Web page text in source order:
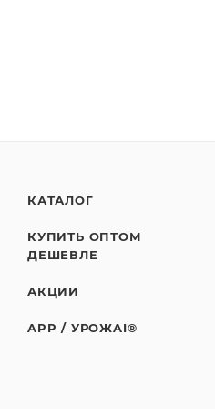
12 МЕСЯЦЕВ С ДАТЫ
КАТАЛОГ
КУПИТЬ ОПТОМ
ДЕШЕВЛЕ
АКЦИИ
APP / УРОЖAI®